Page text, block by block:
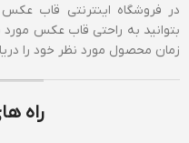
در فروشگاه اینترنتی قاب عکس
بتوانید به راحتی قاب عکس مورد
زمان محصول مورد نظر خود را
راه